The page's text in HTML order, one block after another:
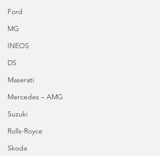
Ford
MG
INEOS
DS
Maserati
Mercedes – AMG
Suzuki
Rolls-Royce
Skoda